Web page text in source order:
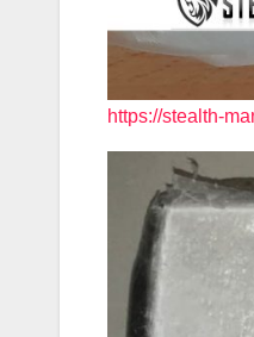
https://stealth-